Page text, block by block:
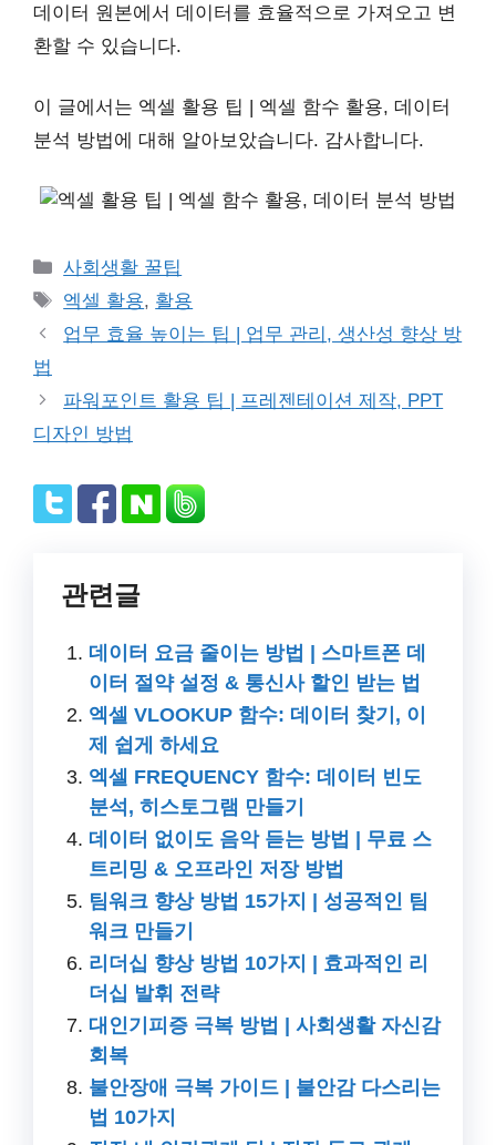
데이터 원본에서 데이터를 효율적으로 가져오고 변
환할 수 있습니다.
이 글에서는 엑셀 활용 팁 | 엑셀 함수 활용, 데이터
분석 방법에 대해 알아보았습니다. 감사합니다.
Categories
사회생활 꿀팁
Tags
엑셀 활용, 활용
업무 효율 높이는 팁 | 업무 관리, 생산성 향상 방
법
파워포인트 활용 팁 | 프레젠테이션 제작, PPT
디자인 방법
관련글
데이터 요금 줄이는 방법 | 스마트폰 데
이터 절약 설정 & 통신사 할인 받는 법
엑셀 VLOOKUP 함수: 데이터 찾기, 이
제 쉽게 하세요
엑셀 FREQUENCY 함수: 데이터 빈도
분석, 히스토그램 만들기
데이터 없이도 음악 듣는 방법 | 무료 스
트리밍 & 오프라인 저장 방법
팀워크 향상 방법 15가지 | 성공적인 팀
워크 만들기
리더십 향상 방법 10가지 | 효과적인 리
더십 발휘 전략
대인기피증 극복 방법 | 사회생활 자신감
회복
불안장애 극복 가이드 | 불안감 다스리는
법 10가지